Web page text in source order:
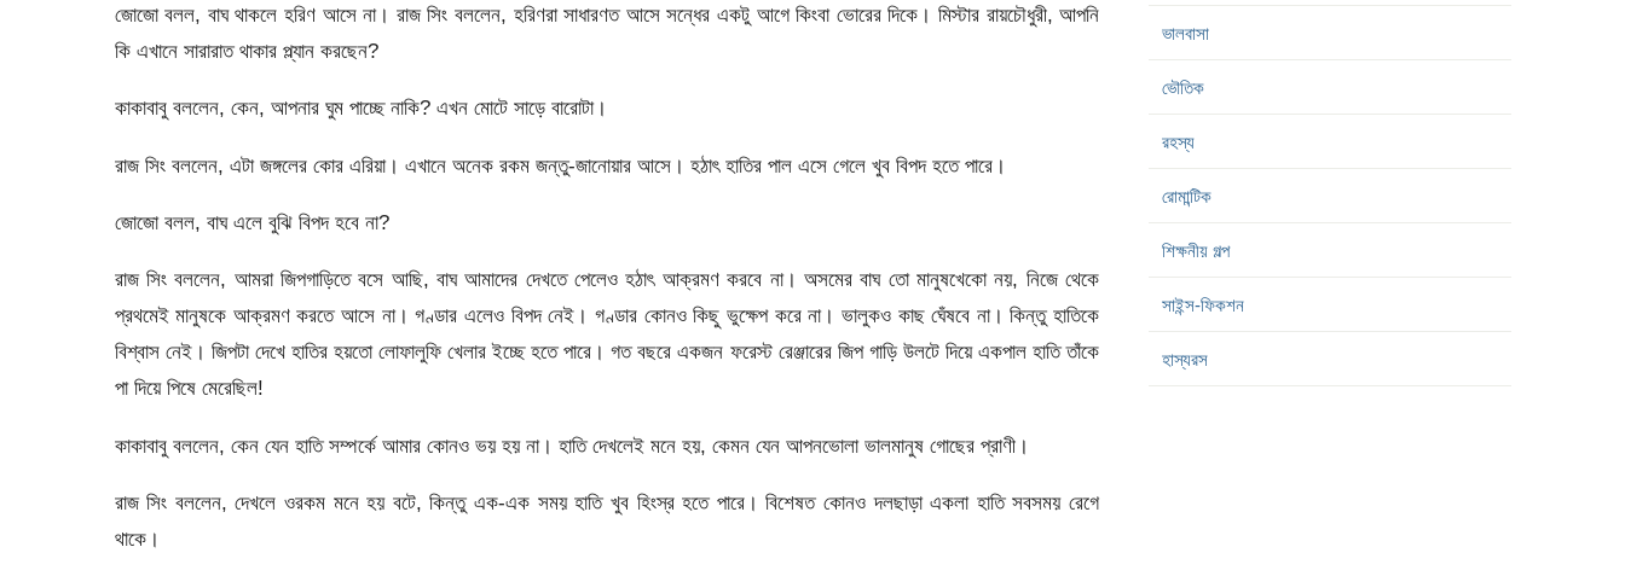
জোজো বলল, বাঘ থাকলে হরিণ আসে না। রাজ সিং বললেন, হরিণরা সাধারণত আসে সন্ধের একটু আগে কিংবা ভোরের দিকে। মিস্টার রায়চৌধুরী, আপনি
কি এখানে সারারাত থাকার প্ল্যান করছেন?
কাকাবাবু বললেন, কেন, আপনার ঘুম পাচ্ছে নাকি? এখন মোটে সাড়ে বারোটা।
রাজ সিং বললেন, এটা জঙ্গলের কোর এরিয়া। এখানে অনেক রকম জন্তু-জানোয়ার আসে। হঠাৎ হাতির পাল এসে গেলে খুব বিপদ হতে পারে।
জোজো বলল, বাঘ এলে বুঝি বিপদ হবে না?
রাজ সিং বললেন, আমরা জিপগাড়িতে বসে আছি, বাঘ আমাদের দেখতে পেলেও হঠাৎ আক্রমণ করবে না। অসমের বাঘ তো মানুষখেকো নয়, নিজে থেকে
প্রথমেই মানুষকে আক্রমণ করতে আসে না। গণ্ডার এলেও বিপদ নেই। গণ্ডার কোনও কিছু ভুক্ষেপ করে না। ভালুকও কাছ ঘেঁষবে না। কিন্তু হাতিকে
বিশ্বাস নেই। জিপটা দেখে হাতির হয়তো লোফালুফি খেলার ইচ্ছে হতে পারে। গত বছরে একজন ফরেস্ট রেঞ্জারের জিপ গাড়ি উলটে দিয়ে একপাল হাতি তাঁকে
পা দিয়ে পিষে মেরেছিল!
কাকাবাবু বললেন, কেন যেন হাতি সম্পর্কে আমার কোনও ভয় হয় না। হাতি দেখলেই মনে হয়, কেমন যেন আপনভোলা ভালমানুষ গোছের প্রাণী।
রাজ সিং বললেন, দেখলে ওরকম মনে হয় বটে, কিন্তু এক-এক সময় হাতি খুব হিংস্র হতে পারে। বিশেষত কোনও দলছাড়া একলা হাতি সবসময় রেগে
থাকে।
ভালবাসা
ভৌতিক
রহস্য
রোমান্টিক
শিক্ষনীয় গল্প
সাইন্স-ফিকশন
হাস্যরস